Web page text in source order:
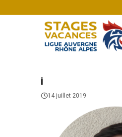
i
14 juillet 2019